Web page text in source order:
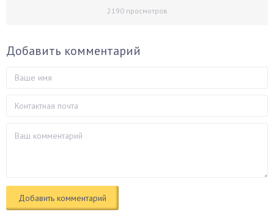
2190просмотров
Добавить комментарий